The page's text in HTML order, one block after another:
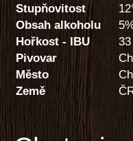
Stupňovitost
Obsah alkoholu
Hořkost - IBU
33
Pivovar
Město
Země